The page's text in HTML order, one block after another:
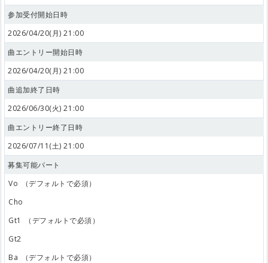
参加受付開始日時
2026/04/20(月) 21:00
曲エントリー開始日時
2026/04/20(月) 21:00
曲追加終了日時
2026/06/30(火) 21:00
曲エントリー終了日時
2026/07/11(土) 21:00
募集可能パート
Vo
（デフォルトで必須）
Cho
Gt1
（デフォルトで必須）
Gt2
Ba
（デフォルトで必須）